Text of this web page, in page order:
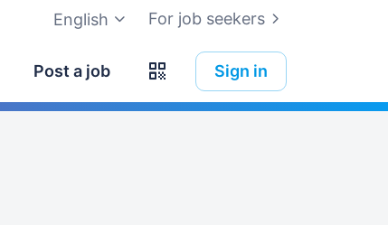
For job seekers
English
Post a job Sign in